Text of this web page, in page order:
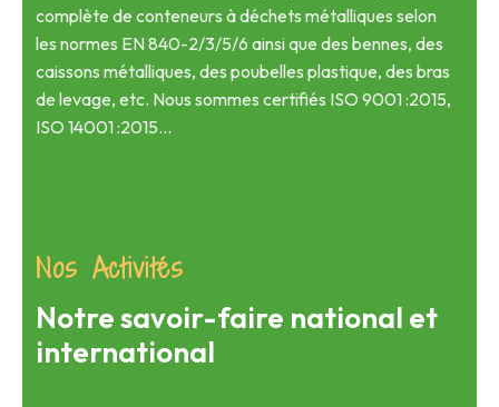
complète de conteneurs à déchets métalliques selon
les normes EN 840-2/3/5/6 ainsi que des bennes, des
caissons métalliques, des poubelles plastique, des bras
de levage, etc. Nous sommes certifiés ISO 9001 :2015,
ISO 14001 :2015…
Nos Activités
Notre savoir-faire national et
international